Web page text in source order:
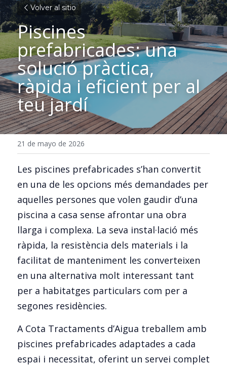
Volver al sitio
Piscines
prefabricades: una
solució pràctica,
ràpida i eficient per al
teu jardí
21 de mayo de 2026
Les piscines prefabricades s’han convertit
en una de les opcions més demandades per
aquelles persones que volen gaudir d’una
piscina a casa sense afrontar una obra
llarga i complexa. La seva instal·lació més
ràpida, la resistència dels materials i la
facilitat de manteniment les converteixen
en una alternativa molt interessant tant
per a habitatges particulars com per a
segones residències.
A Cota Tractaments d’Aigua treballem amb
piscines prefabricades adaptades a cada
espai i necessitat, oferint un servei complet